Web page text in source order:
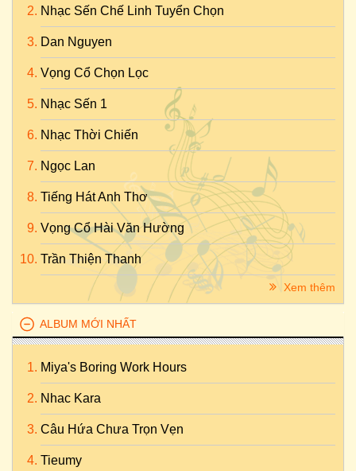
Nhạc Sến Chế Linh Tuyển Chọn
Dan Nguyen
Vọng Cổ Chọn Lọc
Nhạc Sến 1
Nhạc Thời Chiến
Ngọc Lan
Tiếng Hát Anh Thơ
Vọng Cổ Hài Văn Hường
Trần Thiện Thanh
Xem thêm
ALBUM MỚI NHẤT
Miya's Boring Work Hours
Nhac Kara
Câu Hứa Chưa Trọn Vẹn
Tieumy